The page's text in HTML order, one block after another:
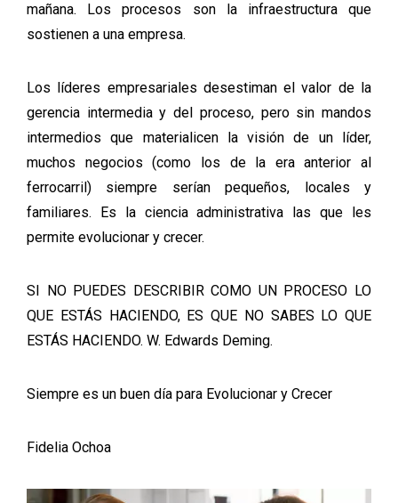
mañana. Los procesos son la infraestructura que
sostienen a una empresa.
Los líderes empresariales desestiman el valor de la
gerencia intermedia y del proceso, pero sin mandos
intermedios que materialicen la visión de un líder,
muchos negocios (como los de la era anterior al
ferrocarril) siempre serían pequeños, locales y
familiares. Es la ciencia administrativa las que les
permite evolucionar y crecer.
SI NO PUEDES DESCRIBIR COMO UN PROCESO LO
QUE ESTÁS HACIENDO, ES QUE NO SABES LO QUE
ESTÁS HACIENDO. W. Edwards Deming.
Siempre es un buen día para Evolucionar y Crecer
Fidelia Ochoa